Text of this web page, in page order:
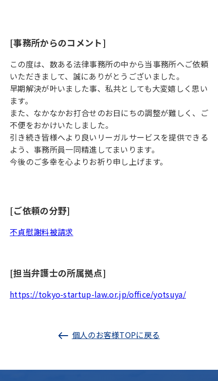
[事務所からのコメント]
この度は、数ある法律事務所の中から当事務所へご依頼
いただきまして、誠にありがとうございました。
早期解決が叶いました事、私共としても大変嬉しく思い
ます。
また、なかなかお打合せのお日にちの調整が難しく、ご
不便をおかけいたしました。
引き続き皆様へより良いリーガルサービスを提供できる
よう、事務所員一同精進してまいります。
今後のご多幸を心よりお祈り申し上げます。
[ご依頼の分野]
不貞慰謝料被請求
[担当弁護士の所属拠点]
https://tokyo-startup-law.or.jp/office/yotsuya/
個人のお客様TOPに戻る